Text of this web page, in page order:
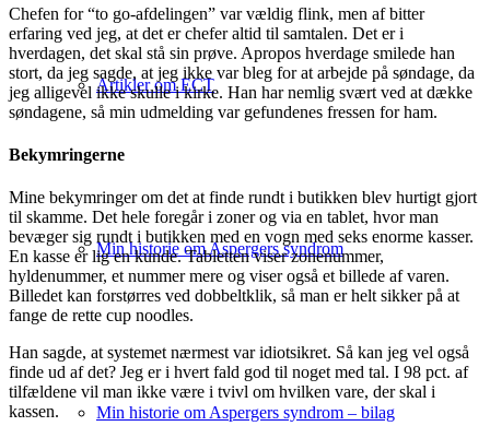
Artikler om ECT
Min historie om Aspergers syndrom
Min historie om Aspergers syndrom – bilag
Chefen for “to go-afdelingen” var vældig flink, men af bitter
erfaring ved jeg, at det er chefer altid til samtalen. Det er i
hverdagen, det skal stå sin prøve. Apropos hverdage smilede han
stort, da jeg sagde, at jeg ikke var bleg for at arbejde på søndage, da
jeg alligevel ikke skulle i kirke. Han har nemlig svært ved at dække
søndagene, så min udmelding var gefundenes fressen for ham.
Bekymringerne
Mine bekymringer om det at finde rundt i butikken blev hurtigt gjort
til skamme. Det hele foregår i zoner og via en tablet, hvor man
bevæger sig rundt i butikken med en vogn med seks enorme kasser.
En kasse er lig en kunde. Tabletten viser zonenummer,
hyldenummer, et nummer mere og viser også et billede af varen.
Billedet kan forstørres ved dobbeltklik, så man er helt sikker på at
fange de rette cup noodles.
Han sagde, at systemet nærmest var idiotsikret. Så kan jeg vel også
finde ud af det? Jeg er i hvert fald god til noget med tal. I 98 pct. af
tilfældene vil man ikke være i tvivl om hvilken vare, der skal i
kassen.